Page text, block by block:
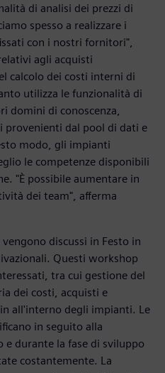
di analisi dei prezzi di
spesso a realizzare i
con i nostri fornitori",
agli acquisti
calcolo dei costi interni di
utilizza le funzionalità di
domini di conoscenza,
provenienti dal pool di dati e
modo, gli impianti
le competenze disponibili
"È possibile aumentare in
dei team", afferma
discussi in Festo in
Questi workshop
tra cui gestione del
dei costi, acquisti e
all'interno degli impianti. Le
in seguito alla
durante la fase di sviluppo
costantemente. La